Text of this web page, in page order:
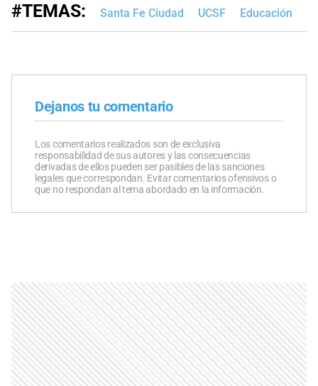
#TEMAS: Santa Fe Ciudad UCSF Educación
Dejanos tu comentario
Los comentarios realizados son de exclusiva
responsabilidad de sus autores y las consecuencias
derivadas de ellos pueden ser pasibles de las sanciones
legales que correspondan. Evitar comentarios ofensivos o
que no respondan al tema abordado en la información.